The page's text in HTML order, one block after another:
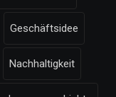
Geschäftsidee
Nachhaltigkeit